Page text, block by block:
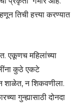
तिची हत्त्या करण्यात
एकूणच महिलांच्या
कुठे एकटे
शाळेत, न शिकवणीला.
गुन्ह्यासाठी दोनदा